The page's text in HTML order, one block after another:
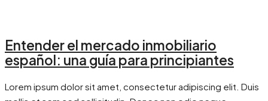
Entender el mercado inmobiliario
español: una guía para principiantes
Lorem ipsum dolor sit amet, consectetur adipiscing elit. Duis